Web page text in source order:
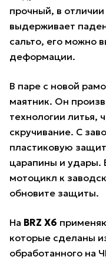
прочный, в отличии
выдерживает
сальто, его можно
деформации.
В паре с новой
маятник. Он
технологии литья,
скручивание. С
пластиковую
царапины и удары.
мотоцикл к
обновите защиты.
На BRZ X6
которые сделаны
обработанного на